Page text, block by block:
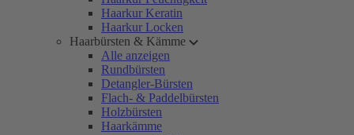
Haarkur Keratin
Haarkur Locken
Haarbürsten & Kämme
Alle anzeigen
Rundbürsten
Detangler-Bürsten
Flach- & Paddelbürsten
Holzbürsten
Haarkämme